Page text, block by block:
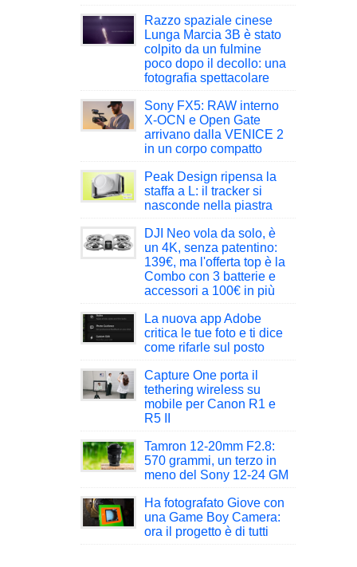
Razzo spaziale cinese
Lunga Marcia 3B è stato
colpito da un fulmine
poco dopo il decollo: una
fotografia spettacolare
Sony FX5: RAW interno
X-OCN e Open Gate
arrivano dalla VENICE 2
in un corpo compatto
Peak Design ripensa la
staffa a L: il tracker si
nasconde nella piastra
DJI Neo vola da solo, è
un 4K, senza patentino:
139€, ma l'offerta top è la
Combo con 3 batterie e
accessori a 100€ in più
La nuova app Adobe
critica le tue foto e ti dice
come rifarle sul posto
Capture One porta il
tethering wireless su
mobile per Canon R1 e
R5 II
Tamron 12-20mm F2.8:
570 grammi, un terzo in
meno del Sony 12-24 GM
Ha fotografato Giove con
una Game Boy Camera:
ora il progetto è di tutti